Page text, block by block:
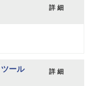
詳 細
ール 詳 細